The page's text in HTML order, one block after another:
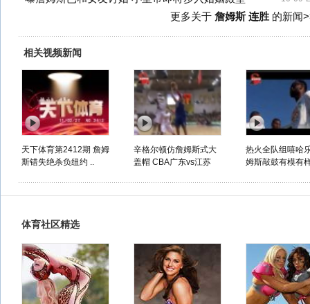
更多关于 詹姆斯 连胜的新闻
相关视频新闻
天下体育第2412期 詹姆
斯错失绝杀负纽约 ..
辛格尔顿仿詹姆斯式大
盖帽 CBA广东vs江苏
热火全队组嘻哈
姆斯敲鼓有模有
体育社区精选